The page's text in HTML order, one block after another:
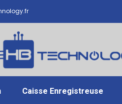
Caisse Enregistreuse